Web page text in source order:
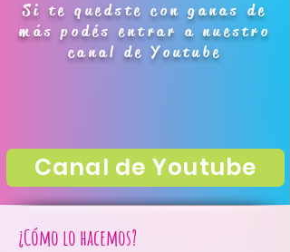
Si te quedste con ganas de
más podés entrar a nuestro
canal de Youtube
Canal de Youtube
¿Cómo lo hacemos?